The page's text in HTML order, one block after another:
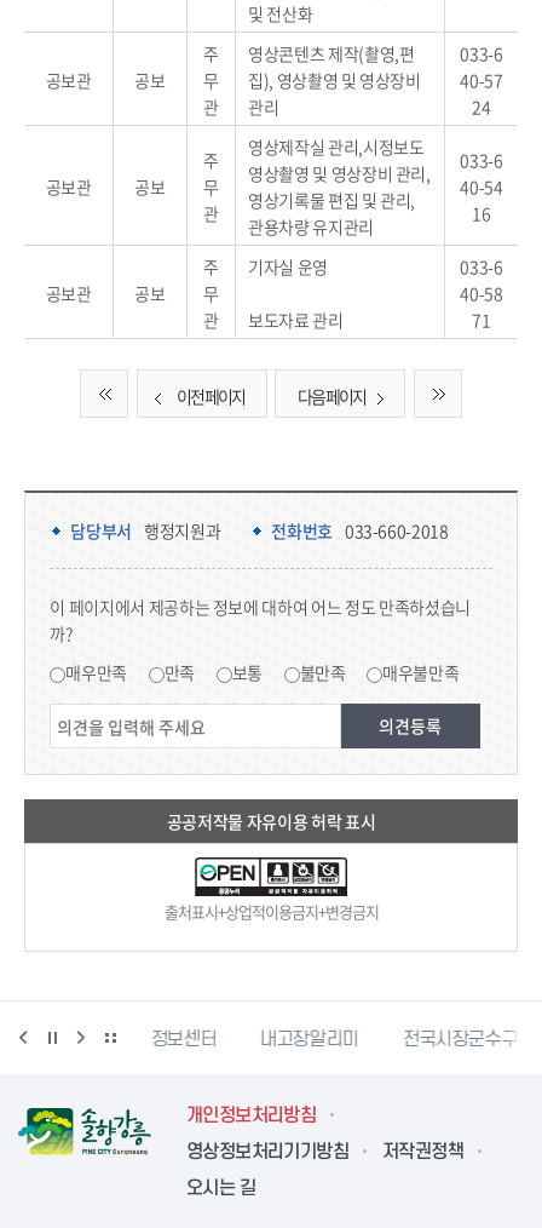
및 전산화
공보관 공보
주
무
관
영상콘텐츠 제작(촬영,편
집), 영상촬영 및 영상장비
관리
033-6
40-57
24
공보관 공보
주
무
관
영상제작실 관리,시정보도
영상촬영 및 영상장비 관리,
영상기록물 편집 및 관리,
관용차량 유지관리
033-6
40-54
16
공보관 공보
주
무
관
기자실 운영
보도자료 관리
033-6
40-58
71
이전 페이지 다음 페이지
담당부서 정보 & 컨텐츠 만족도 조사 & 공공저작물 자유이용 허락 표시
담당부서 행정지원과 전화번호 033-660-2018
이 페이지에서 제공하는 정보에 대하여 어느 정도 만족하셨습니
까?
매우만족 만족 보통 불만족 매우불만족
공공저작물 자유이용 허락 표시
출처표시+상업적이용금지+변경금지
문서24 국가법령정보센터 내고장알리미 전국시장
개인정보처리방침
영상정보처리기기방침
저작권정책
오시는 길